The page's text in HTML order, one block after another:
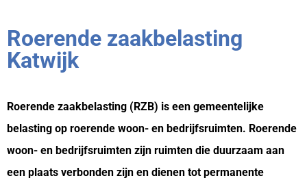
Roerende zaakbelasting
Katwijk
Roerende zaakbelasting (RZB) is een gemeentelijke
belasting op roerende woon- en bedrijfsruimten. Roerende
woon- en bedrijfsruimten zijn ruimten die duurzaam aan
een plaats verbonden zijn en dienen tot permanente